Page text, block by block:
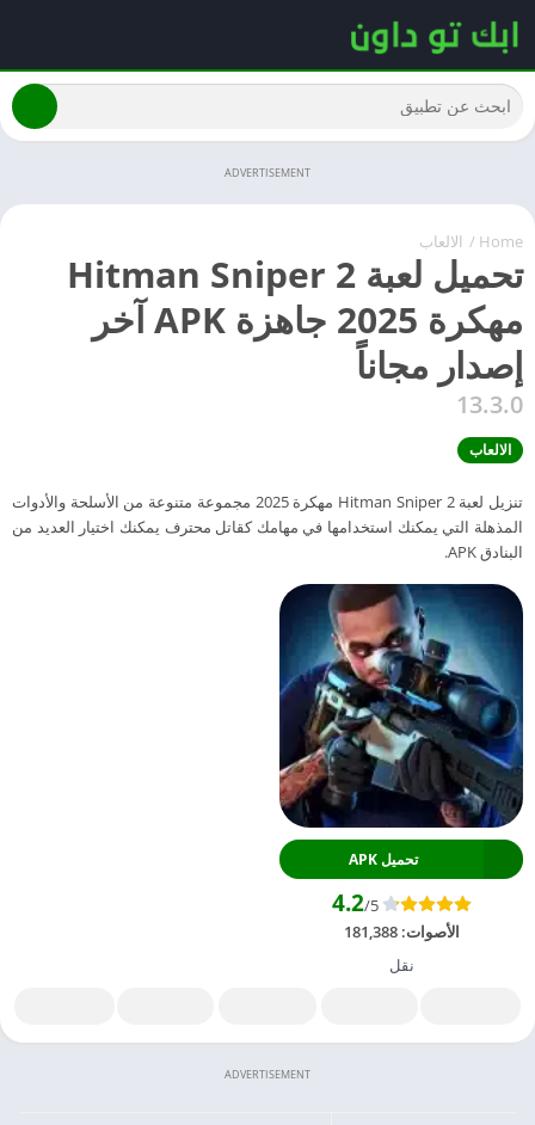
ADVERTISEMENT
Home
/ الالعاب
تحميل لعبة Hitman Sniper 2
مهكرة 2025 جاهزة APK آخر
إصدار مجاناً
13.3.0
الالعاب
تنزيل لعبة Hitman Sniper 2 مهكرة 2025 مجموعة متنوعة من الأسلحة والأدوات
المذهلة التي يمكنك استخدامها في مهامك كقاتل محترف يمكنك اختيار العديد من
البنادق APK.
تحميل APK
4.2/5
الأصوات:181,388
نقل
ADVERTISEMENT